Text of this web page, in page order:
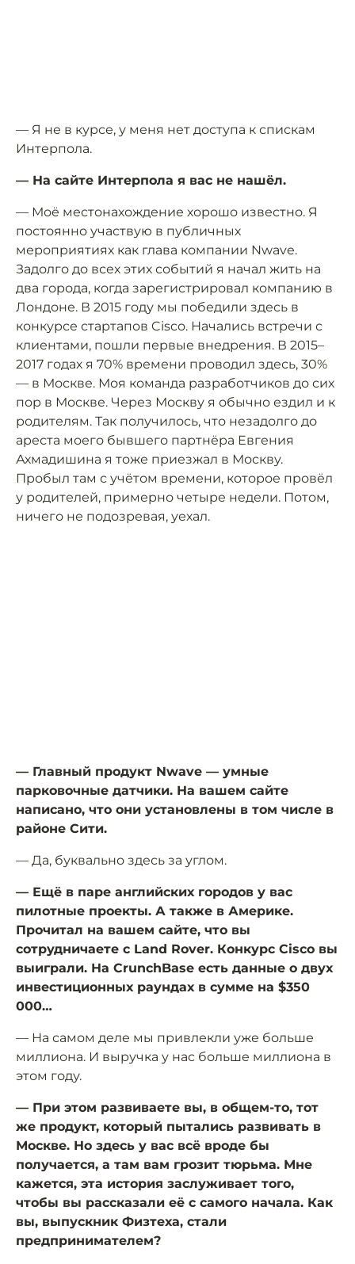
— Я не в курсе, у меня нет доступа к спискам
Интерпола.
— На сайте Интерпола я вас не нашёл.
— Моё местонахождение хорошо известно. Я
постоянно участвую в публичных
мероприятиях как глава компании Nwave.
Задолго до всех этих событий я начал жить на
два города, когда зарегистрировал компанию в
Лондоне. В 2015 году мы победили здесь в
конкурсе стартапов Cisco. Начались встречи с
клиентами, пошли первые внедрения. В 2015–
2017 годах я 70% времени проводил здесь, 30%
— в Москве. Моя команда разработчиков до сих
пор в Москве. Через Москву я обычно ездил и к
родителям. Так получилось, что незадолго до
ареста моего бывшего партнёра Евгения
Ахмадишина я тоже приезжал в Москву.
Пробыл там с учётом времени, которое провёл
у родителей, примерно четыре недели. Потом,
ничего не подозревая, уехал.
— Главный продукт Nwave — умные
парковочные датчики. На вашем сайте
написано, что они установлены в том числе в
районе Сити.
— Да, буквально здесь за углом.
— Ещё в паре английских городов у вас
пилотные проекты. А также в Америке.
Прочитал на вашем сайте, что вы
сотрудничаете с Land Rover. Конкурс Cisco вы
выиграли. На CrunchBase есть данные о двух
инвестиционных раундах в сумме на $350
000…
— На самом деле мы привлекли уже больше
миллиона. И выручка у нас больше миллиона в
этом году.
— При этом развиваете вы, в общем-то, тот
же продукт, который пытались развивать в
Москве. Но здесь у вас всё вроде бы
получается, а там вам грозит тюрьма. Мне
кажется, эта история заслуживает того,
чтобы вы рассказали её с самого начала. Как
вы, выпускник Физтеха, стали
предпринимателем?